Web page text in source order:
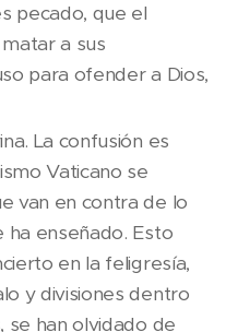
pecado, que el
a sus
para ofender a Dios,
La confusión es
Vaticano se
van en contra de lo
ha enseñado. Esto
en la feligresía,
y divisiones dentro
se han olvidado de